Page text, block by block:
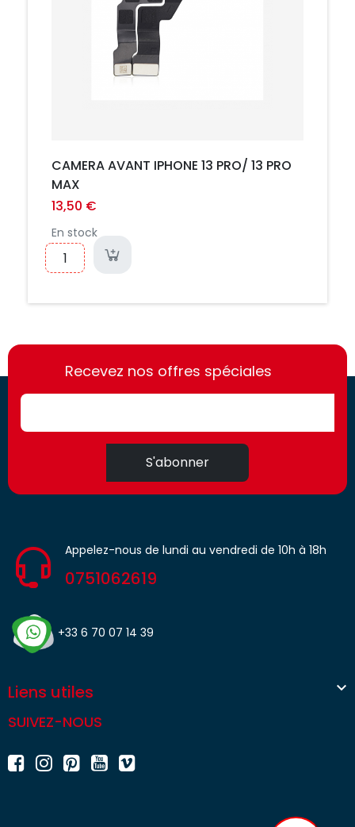
CAMERA AVANT IPHONE 13 PRO/ 13 PRO
MAX
13,50 €
En stock
https://france-
access.fr
https://france-
access.fr
Recevez nos offres spéciales
S'abonner
Appelez-nous de lundi au vendredi de 10h à 18h
0751062619
+33 6 70 07 14 39
Liens utiles 
SUIVEZ-NOUS